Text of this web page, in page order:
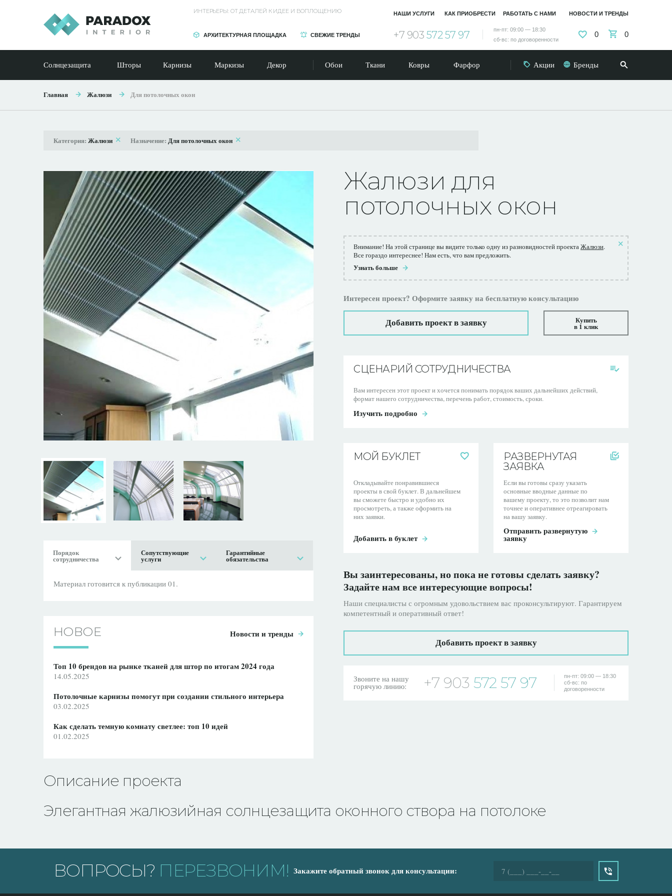
ИНТЕРЬЕРЫ: ОТ ДЕТАЛЕЙ К ИДЕЕ И ВОПЛОЩЕНИЮ
АРХИТЕКТУРНАЯ ПЛОЩАДКА СВЕЖИЕ ТРЕНДЫ +7 903 572 57 97
пн-пт: 09:00 — 18:30
сб-вс: по договоренности
НАШИ УСЛУГИ КАК ПРИОБРЕСТИ РАБОТАТЬ С НАМИ НОВОСТИ И ТРЕНДЫ
0 0
Солнцезащита Шторы Карнизы Маркизы Декор Обои Ткани Ковры Фарфор Акции Бренды
Главная Жалюзи Для потолочных окон
Категория: Жалюзи Назначение: Для потолочных окон
Порядок
сотрудничества
Сопутствующие
услуги
Гарантийные
обязательства
Материал готовится к публикации 01.
НОВОЕ
Топ 10 брендов на рынке тканей для штор по итогам 2024 года
14.05.2025
Потолочные карнизы помогут при создании стильного интерьера
03.02.2025
Как сделать темную комнату светлее: топ 10 идей
01.02.2025
Новости и тренды
Жалюзи для
потолочных окон
Внимание! На этой странице вы видите только одну из разновидностей проектаЖалюзи.
Все гораздо интереснее! Нам есть, что вам предложить.
Узнать больше
Интересен проект? Оформите заявку на бесплатную консультацию
Добавить проект в заявку Купить
в 1 клик
СЦЕНАРИЙ СОТРУДНИЧЕСТВА
Вам интересен этот проект и хочется понимать порядок ваших дальнейших действий,
формат нашего сотрудничества, перечень работ, стоимость, сроки.
Изучить подробно
МОЙ БУКЛЕТ
Откладывайте понравившиеся
проекты в свой буклет. В дальнейшем
вы сможете быстро и удобно их
просмотреть, а также оформить на
них заявки.
Добавить в буклет
РАЗВЕРНУТАЯ
ЗАЯВКА
Если вы готовы сразу указать
основные вводные данные по
вашему проекту, то это позволит нам
точнее и оперативнее отреагировать
на вашу заявку.
Отправить развернутую
заявку
Вы заинтересованы, но пока не готовы сделать заявку?
Задайте нам все интересующие вопросы!
Наши специалисты с огромным удовольствием вас проконсультируют. Гарантируем
компетентный и оперативный ответ!
Добавить проект в заявку
Звоните на нашу
горячую линию: +7 903 572 57 97
пн-пт: 09:00 — 18:30
сб-вс: по
договоренности
Описание проекта
Элегантная жалюзийная солнцезащита оконного створа на потолоке
ВОПРОСЫ? ПЕРЕЗВОНИМ! Закажите обратный звонок для консультации: